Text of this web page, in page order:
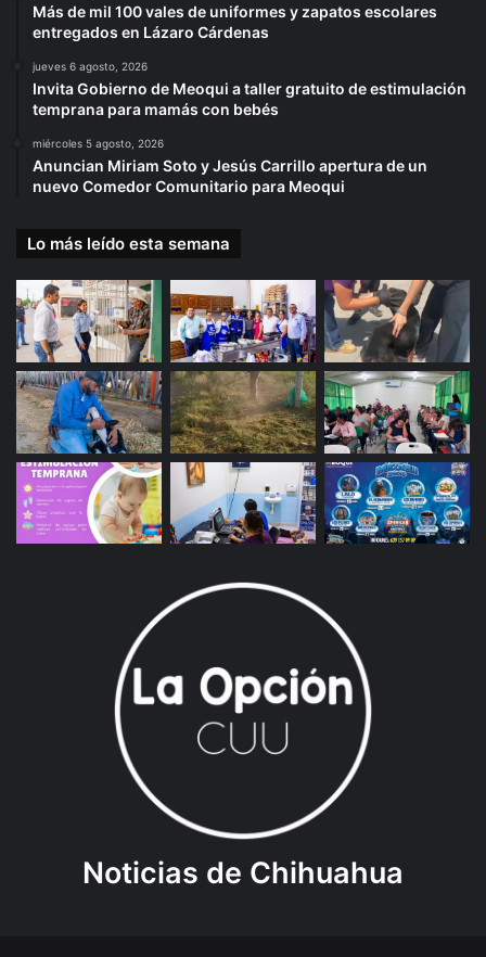
Más de mil 100 vales de uniformes y zapatos escolares
entregados en Lázaro Cárdenas
jueves 6 agosto, 2026
Invita Gobierno de Meoqui a taller gratuito de estimulación
temprana para mamás con bebés
miércoles 5 agosto, 2026
Anuncian Miriam Soto y Jesús Carrillo apertura de un
nuevo Comedor Comunitario para Meoqui
Lo más leído esta semana
Noticias de Chihuahua